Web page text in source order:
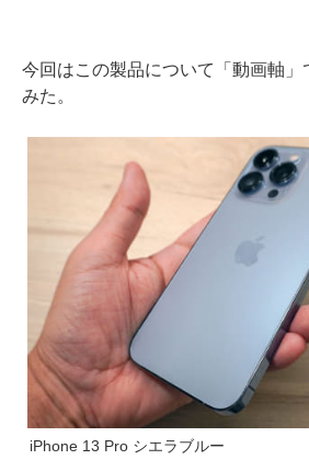
今回はこの製品について「動画軸」
みた。
iPhone 13 Pro シエラブルー